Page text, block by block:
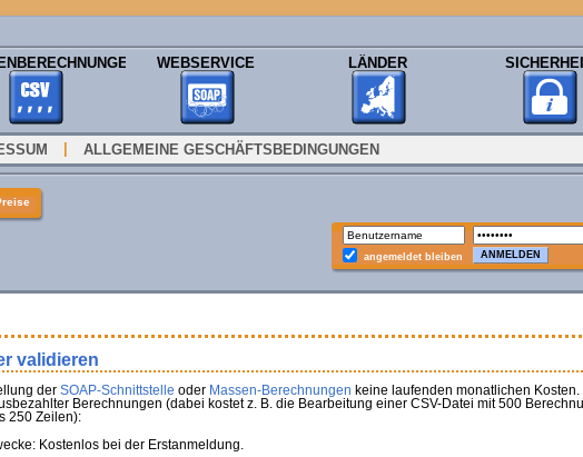
WEBSERVICE LÄNDER
ALLGEMEINE GESCHÄFTSBEDINGUNGEN
angemeldet bleiben
validieren
der SOAP-Schnittstelle oder Massen-Berechnungen keine laufenden monatlichen
Berechnungen (dabei kostet z. B. die Bearbeitung einer CSV-Datei mit 500
250 Zeilen):
Kostenlos bei der Erstanmeldung.